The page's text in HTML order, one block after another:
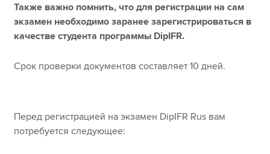
Также важно помнить, что для регистрации на сам
экзамен необходимо заранее зарегистрироваться в
качестве студента программы DipIFR.
Срок проверки документов составляет 10 дней.
Перед регистрацией на экзамен DipIFR Rus вам
потребуется следующее: